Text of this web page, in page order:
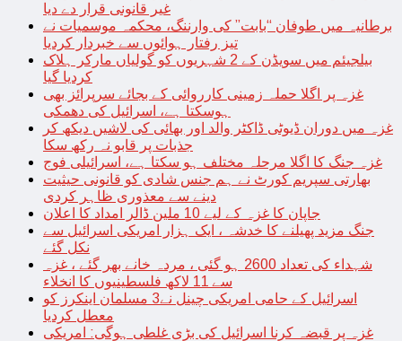
غیر قانونی قرار دے دیا
برطانیہ میں طوفان “بابت” کی وارننگ، محکمہ موسمیات نے
تیز رفتار ہوائوں سے خبردار کردیا
بیلجیئم میں سویڈن کے 2 شہریوں کو گولیاں مارکر ہلاک
کردیا گیا
غزہ پر اگلا حملہ زمینی کارروائی کے بجائے سرپرائز بھی
ہوسکتا ہے، اسرائیل کی دھمکی
غزہ میں دوران ڈیوٹی ڈاکٹر والد اور بھائی کی لاشیں دیکھ کر
جذبات پر قابو نہ رکھ سکا
غزہ جنگ کا اگلا مرحلہ مختلف ہو سکتا ہے، اسرائیلی فوج
بھارتی سپریم کورٹ نے ہم جنس شادی کو قانونی حیثیت
دینے سے معذوری ظاہر کردی
جاپان کا غزہ کے لیے 10 ملین ڈالر امداد کا اعلان
جنگ مزید پھیلنے کا خدشہ ، ایک ہزار امریکی اسرائیل سے
نکل گئے
شہداء کی تعداد 2600 ہو گئی ، مردہ خانے بھر گئے ، غزہ
سے 11 لاکھ فلسطینیوں کا انخلاء
اسرائیل کے حامی امریکی چینل نے3 مسلمان اینکرز کو
معطل کردیا
غزہ پر قبضہ کرنا اسرائیل کی بڑی غلطی ہوگی: امریکی